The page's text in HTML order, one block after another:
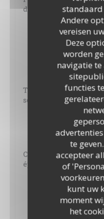
Andere
vereisen
Deze
worden
navigatie te
functies
te
accepteer
of
kunt uw
moment
het
dauphinois ou frites
Viande née,
Magret de
Tartare de bœuf au
servi avec frites et
Moutarde, câpres,
Charolaise née,
Carré de "cochon"
épices
Cuisson